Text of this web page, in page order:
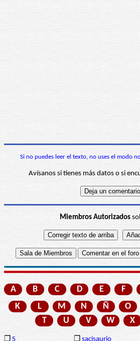
Si no puedes leer el texto, no uses el modo
Avísanos si tienes más datos o si
Miembros Autorizados
A B C D E F
K
L M N Ñ O
T U V W X
❒ S ❒ sacisaurio